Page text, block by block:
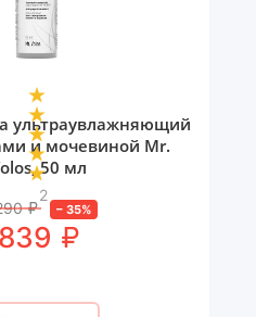
2
ультраувлажняющий
и мочевиной Mr.
50 мл
₽ – 35%
839 ₽